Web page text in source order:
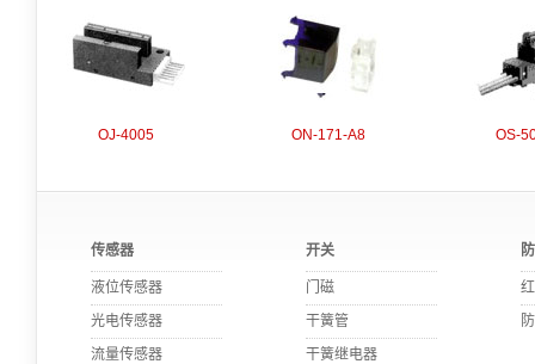
OJ-4005 ON-171-A8 OS-
传感器
液位传感器
光电传感器
流量传感器
开关
门磁
干簧管
干簧继电器